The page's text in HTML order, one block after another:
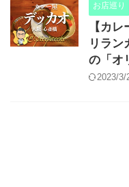
お店巡り
【カ
リラン
の「オ
2023/3/